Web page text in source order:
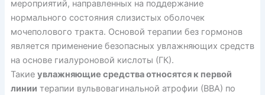
мероприятий, направленных на поддержание
нормального состояния слизистых оболочек
мочеполового тракта. Основой терапии без гормонов
является применение безопасных увлажняющих средств
на основе гиалуроновой кислоты (ГК).
Такие увлажняющие средства относятся к первой
линии терапии вульвовагинальной атрофии (ВВА) по